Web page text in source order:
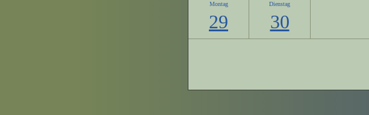
Montag
29
Dienstag
30